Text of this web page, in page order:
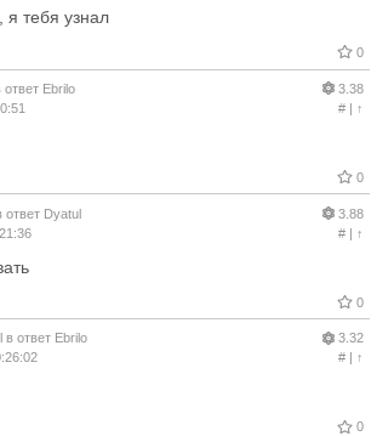
тебя узнал
0
ответ Ebrilo
3.38
#| ↑
0
ответ Dyatul
3.88
#| ↑
0
в ответ Ebrilo
3.32
#| ↑
0